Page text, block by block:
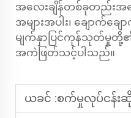
အလေးချိန်တစ်ခုတည်းအ
အများအပါး၊ ချောက်
မျက်နှာပြင်ကုန်သုတ်မှုတို့၏
အကဲဖြတ်သင့်ပါသည်။
ယခင် :စက်မှုလုပ်ငန်းဆိုင်ရာ သံမီးခိုးရောင် အိပ်ရာအော